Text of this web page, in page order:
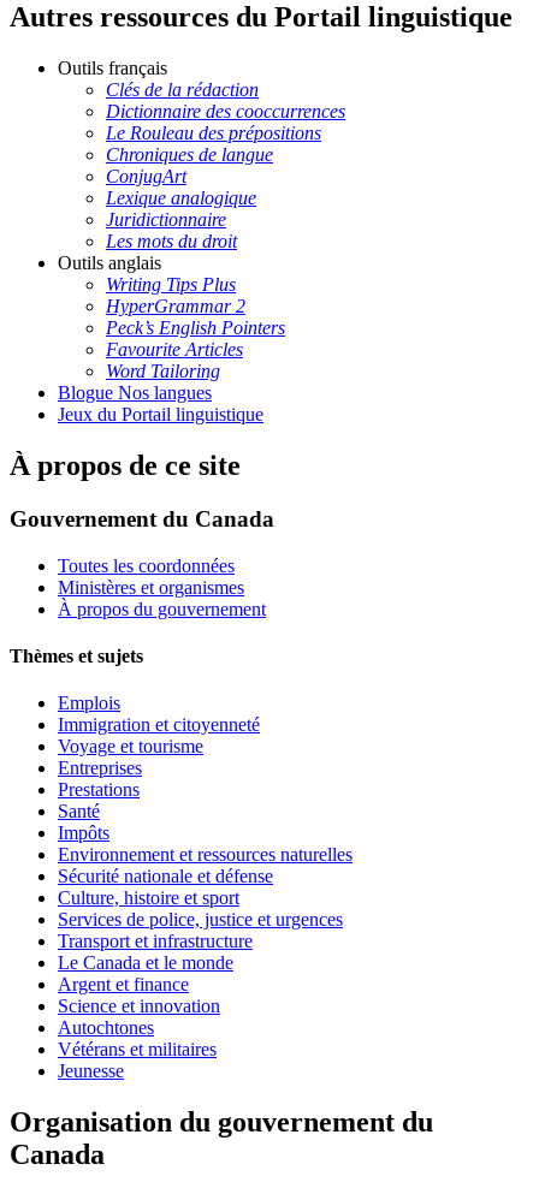
Autres ressources du Portail linguistique
Outils français
Clés de la rédaction
Dictionnaire des cooccurrences
Le Rouleau des prépositions
Chroniques de langue
ConjugArt
Lexique analogique
Juridictionnaire
Les mots du droit
Outils anglais
Writing Tips Plus
HyperGrammar 2
Peck’s English Pointers
Favourite Articles
Word Tailoring
Blogue Nos langues
Jeux du Portail linguistique
À propos de ce site
Gouvernement du Canada
Toutes les coordonnées
Ministères et organismes
À propos du gouvernement
Thèmes et sujets
Emplois
Immigration et citoyenneté
Voyage et tourisme
Entreprises
Prestations
Santé
Impôts
Environnement et ressources naturelles
Sécurité nationale et défense
Culture, histoire et sport
Services de police, justice et urgences
Transport et infrastructure
Le Canada et le monde
Argent et finance
Science et innovation
Autochtones
Vétérans et militaires
Jeunesse
Organisation du gouvernement du
Canada